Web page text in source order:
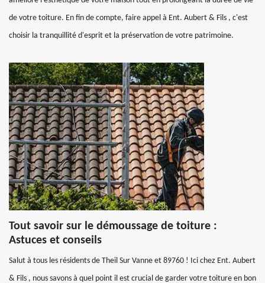
de votre toiture. En fin de compte, faire appel à Ent. Aubert & Fils , c'est
choisir la tranquillité d'esprit et la préservation de votre patrimoine.
Tout savoir sur le démoussage de toiture :
Astuces et conseils
Salut à tous les résidents de Theil Sur Vanne et 89760 ! Ici chez Ent. Aubert
& Fils , nous savons à quel point il est crucial de garder votre toiture en bon